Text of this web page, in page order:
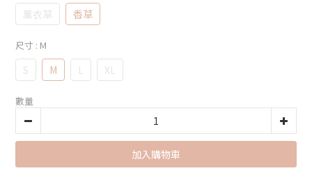
薰衣草 香草
尺寸 : M
S M L XL
數量
加入購物車